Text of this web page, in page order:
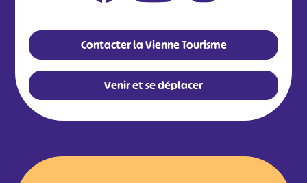
Contacter la Vienne Tourisme
Venir et se déplacer